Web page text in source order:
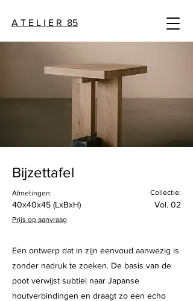
A T E L I E R 85
Bijzettafel
Afmetingen:
40x40x45 (LxBxH)
Collectie:
Vol. 02
Prijs op aanvraag
Een ontwerp dat in zijn eenvoud aanwezig is
zonder nadruk te zoeken. De basis van de
poot verwijst subtiel naar Japanse
houtverbindingen en draagt zo een echo